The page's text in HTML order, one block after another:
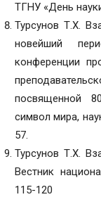
ТГНУ «День
Турсунов Т.Х.
новейший
посвященной
символ мира,
57.
Турсунов Т.Х.
Вестник
115-120